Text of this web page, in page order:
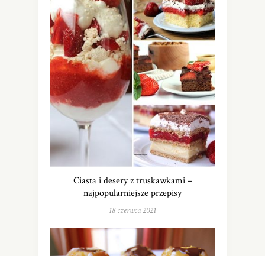
Ciasta i desery z truskawkami –
najpopularniejsze przepisy
18 czerwca 2021